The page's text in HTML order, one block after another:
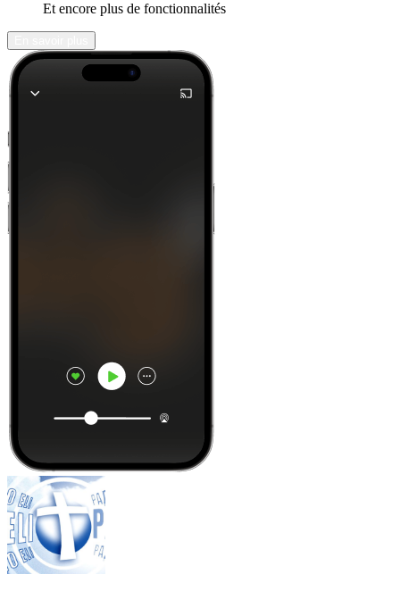
Et encore plus de fonctionnalités